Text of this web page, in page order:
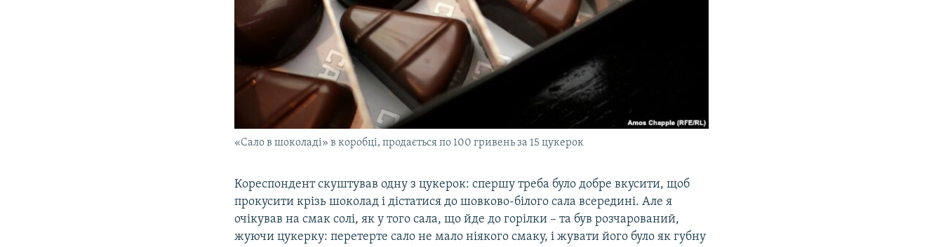
«Сало в шоколаді» в коробці, продається по 100 гривень за 15 цукерок
Кореспондент скуштував одну з цукерок: спершу треба було добре вкусити, щоб
прокусити крізь шоколад і дістатися до шовково-білого сала всередині. Але я
очікував на смак солі, як у того сала, що йде до горілки – та був розчарований,
жуючи цукерку: перетерте сало не мало ніякого смаку, і жувати його було як губну